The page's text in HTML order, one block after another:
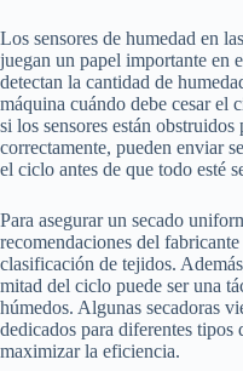
Los sensores de humedad en
juegan un papel importante en
detectan la cantidad de
máquina cuándo debe cesar el
si los sensores están
correctamente, pueden enviar
el ciclo antes de que todo esté
Para asegurar un secado
recomendaciones del
clasificación de tejidos.
mitad del ciclo puede ser una
húmedos. Algunas secadoras
dedicados para diferentes tipos
maximizar la eficiencia.